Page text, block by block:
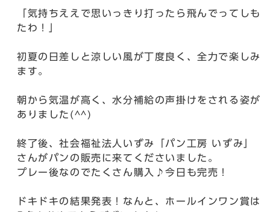
「気持ちええで思いっきり打ったら飛んでってしも
たわ！」
初夏の日差しと涼しい風が丁度良く、全力で楽しみ
ます。
朝から気温が高く、水分補給の声掛けをされる姿が
ありました(^^)
終了後、社会福祉法人いずみ「パン工房 いずみ」
さんがパンの販売に来てくださいました。
プレー後なのでたくさん購入♪今日も完売！
ドキドキの結果発表！なんと、ホールインワン賞は